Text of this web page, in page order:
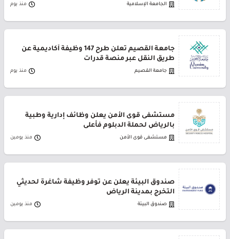
الجامعة الإسلامية منذ يوم
جامعة القصيم تعلن طرح 147 وظيفة أكاديمية عن
طريق النقل عبر منصة قدرات
جامعة القصيم منذ يوم
مستشفى قوى الأمن يعلن وظائف إدارية وطبية
بالرياض لحملة الدبلوم فأعلى
مستشفى قوى الأمن منذ يومين
صندوق البيئة يعلن عن توفر وظيفة شاغرة لحديثي
التخرج بمدينة الرياض
صندوق البيئة منذ يومين